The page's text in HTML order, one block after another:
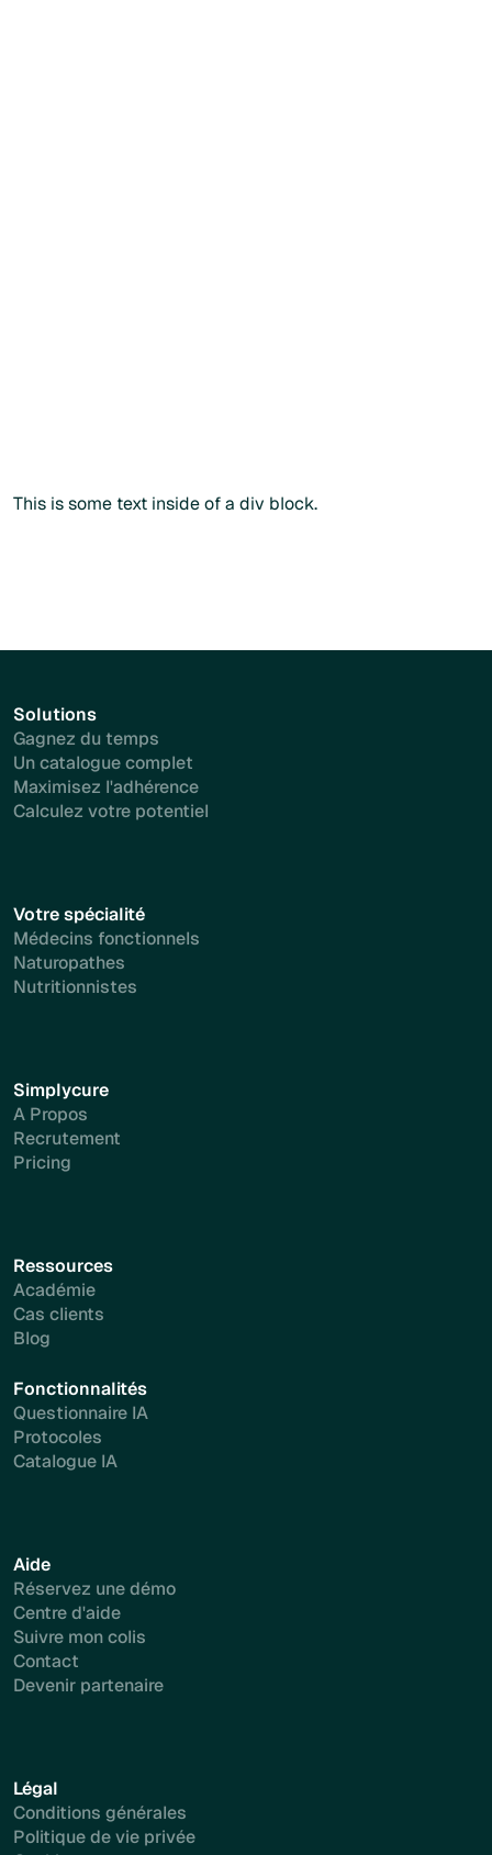
This is some text inside of a div block.
Solutions
Gagnez du temps
Un catalogue complet
Maximisez l'adhérence
Calculez votre potentiel
Votre spécialité
Médecins fonctionnels
Naturopathes
Nutritionnistes
Simplycure
A Propos
Recrutement
Pricing
Ressources
Académie
Cas clients
Blog
Fonctionnalités
Questionnaire IA
Protocoles
Catalogue IA
Aide
Réservez une démo
Centre d'aide
Suivre mon colis
Contact
Devenir partenaire
Légal
Conditions générales
Politique de vie privée